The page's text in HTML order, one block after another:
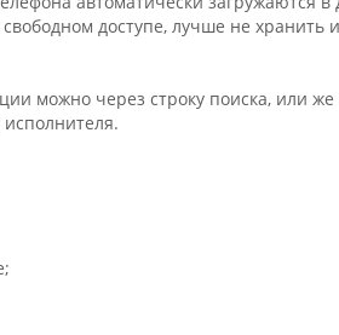
доступе, лучше не хранить
можно через строку поиска, или